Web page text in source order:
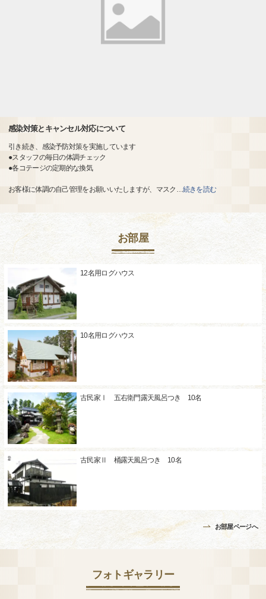
感染対策とキャンセル対応について
引き続き、感染予防対策を実施しています
●スタッフの毎日の体調チェック
●各コテージの定期的な換気
お客様に体調の自己管理をお願いいたしますが、マスク …続きを読む
お部屋
12名用ログハウス
10名用ログハウス
古民家Ⅰ 五右衛門露天風呂つき 10名
古民家Ⅱ 桶露天風呂つき 10名
お部屋ページへ
フォトギャラリー